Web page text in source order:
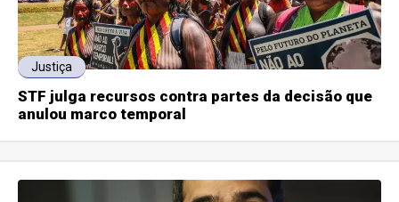
Justiça
STF julga recursos contra partes da decisão que
anulou marco temporal